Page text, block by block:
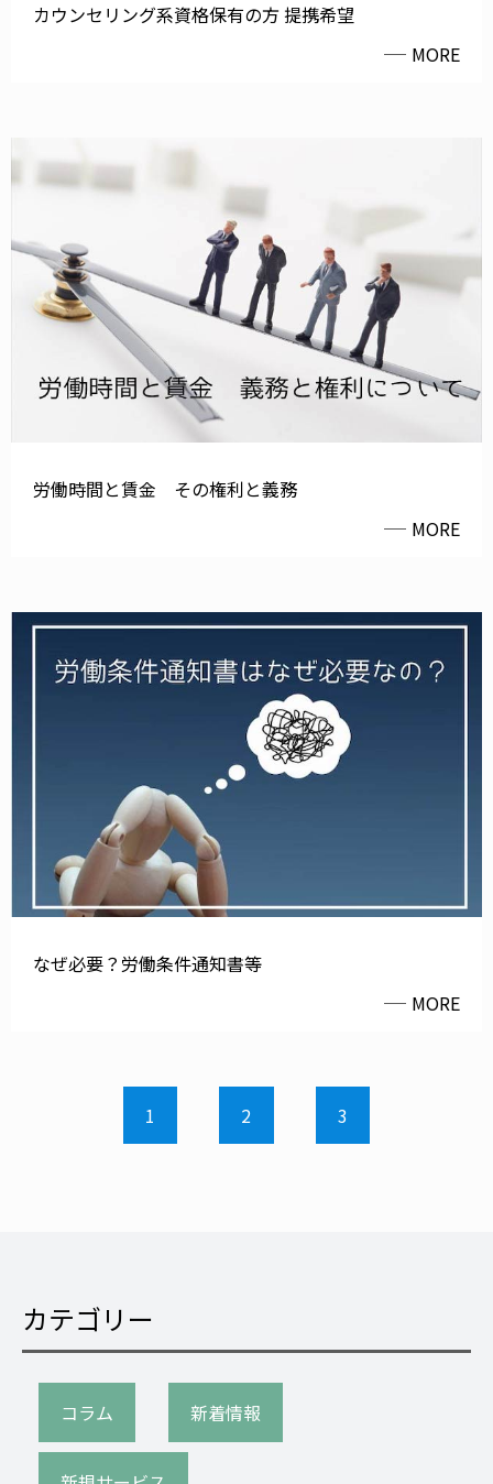
カウンセリング系資格保有の方 提携希望
MORE
労働時間と賃金 その権利と義務
MORE
なぜ必要？労働条件通知書等
MORE
1 2 3
カテゴリー
コラム 新着情報